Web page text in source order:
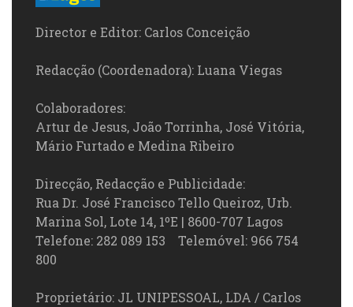
Director e Editor: Carlos Conceição
Redacção (Coordenadora): Luana Viegas
Colaboradores:
Artur de Jesus, João Torrinha, José Vitória,
Mário Furtado e Medina Ribeiro
Direcção, Redacção e Publicidade:
Rua Dr. José Francisco Tello Queiroz, Urb.
Marina Sol, Lote 14, 1ºE | 8600-707 Lagos
Telefone: 282 089 153 Telemóvel: 966 754
800
Proprietário: JL UNIPESSOAL, LDA / Carlos